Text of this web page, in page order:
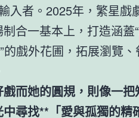
入者。2025年，繁星戲
合一基本上，打造涵蓋
的戲外花圃，拓展瀏覽
戲而她的圓規，則像一
中尋找**「愛與孤獨的精